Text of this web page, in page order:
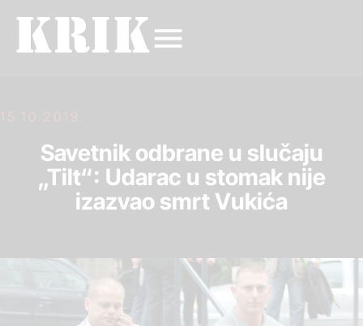
15.10.2019.
Savetnik odbrane u slučaju
„Tilt“: Udarac u stomak nije
izazvao smrt Vukića